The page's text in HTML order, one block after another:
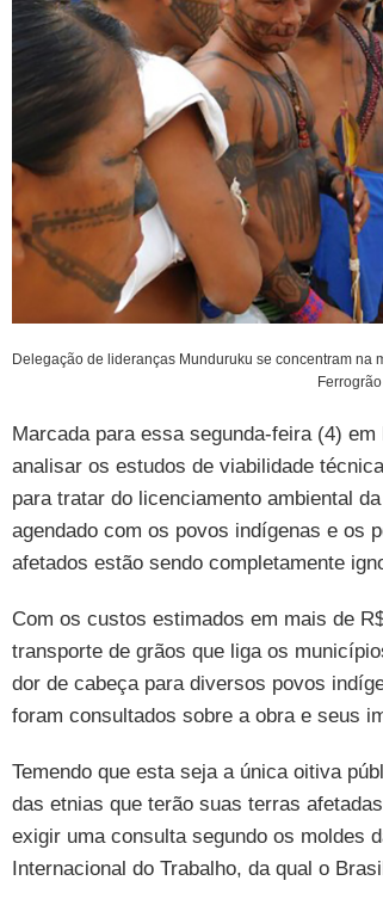
Delegação de lideranças Munduruku se concentram
Marcada para essa segunda-feira (4) em
analisar os estudos de viabilidade
para tratar do licenciamento ambiental
agendado com os povos indígenas e os
afetados estão sendo completamente
Com os custos estimados em mais de
transporte de grãos que liga os
dor de cabeça para diversos povos
foram consultados sobre a obra e seus
Temendo que esta seja a única oitiva
das etnias que terão suas terras
exigir uma consulta segundo os moldes
Internacional do Trabalho, da qual o